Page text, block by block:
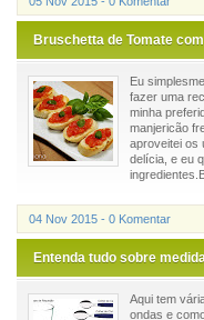
Bruschetta de Tomate
Eu
fazer uma
minha
manjericão
aproveitei os
delícia, e eu
04 Nov 2015 - 0 Komentar
Entenda tudo sobre
Aqui tem
ondas e